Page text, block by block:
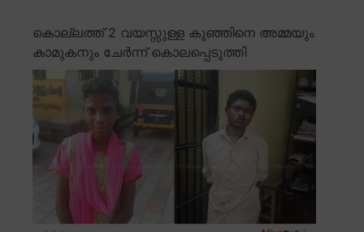
കൊല്ലത്ത് 2 വയസ്സുള്ള കുഞ്ഞിനെ അമ്മയും
കാമുകനും ചേർന്ന് കൊലപ്പെടുത്തി